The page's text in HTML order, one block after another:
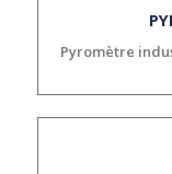
Pyromètre